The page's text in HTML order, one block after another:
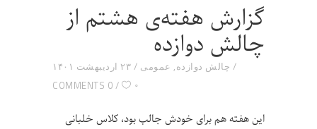
گزارش هفته‌ی هشتم از
چالش دوازده
۲۳ اردیبهشت ۱۴۰۱ چالش دوازده, عمومی
0 COMMENTS
۰
این هفته هم برای خودش جالب بود، کلاس خلبانی